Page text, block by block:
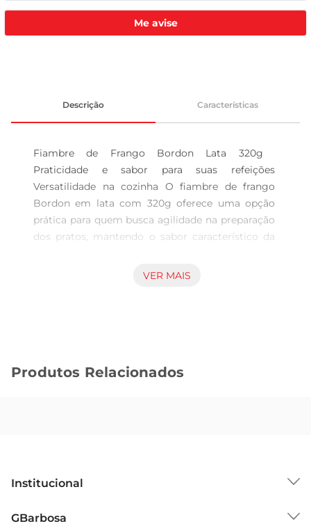
Me avise
Descrição Características
Fiambre de Frango Bordon Lata 320g
Praticidade e sabor para suas refeições
Versatilidade na cozinha O fiambre de frango
Bordon em lata com 320g oferece uma opção
prática para quem busca agilidade na preparação
dos pratos, mantendo o sabor característico da
saladas ou combinados quentes, este produto
momento do consumo. A embalagem assegura o
versátil e pode ser incorporado em receitas
novidades que agreguem sabor e praticidade ao
VER MAIS
Produtos Relacionados
Institucional
GBarbosa